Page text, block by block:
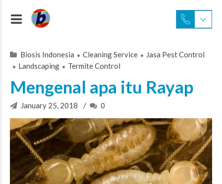
Biosis Indonesia Cleaning Service
Jasa Pest Control
Landscaping
Termite Control
Mengenal apa itu Rayap
January 25, 2018 0